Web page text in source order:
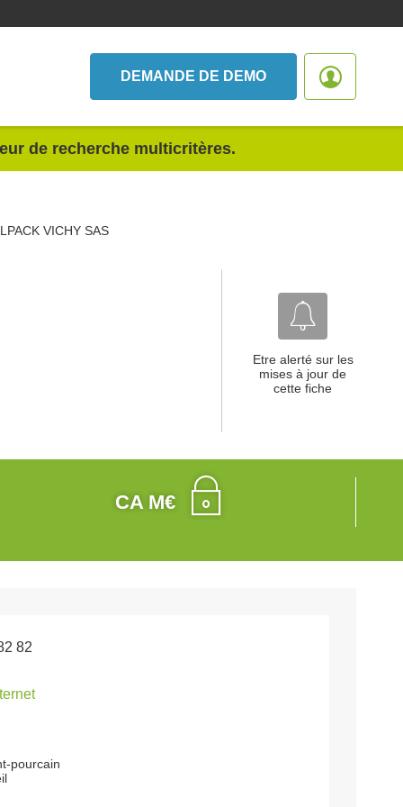
DEMANDE DE DEMO
de recherche multicritères.
VICHY SAS
Etre alerté sur les
mises à jour de
cette fiche
CA M€
82
pourcain